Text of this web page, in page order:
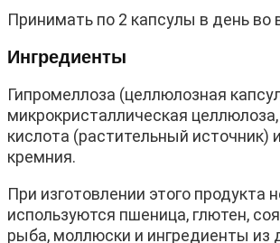
Принимать по 2 капсулы в день во
Ингредиенты
Гипромеллоза (целлюлозная
микрокристаллическая
кислота (растительный источник)
кремния.
При изготовлении этого продукта
используются пшеница, глютен,
рыба, моллюски и ингредиенты из